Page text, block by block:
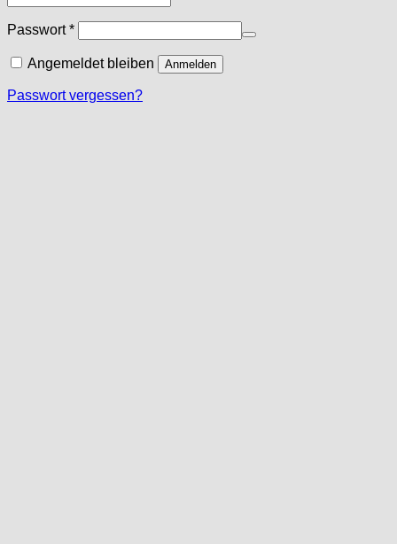
Passwort*Erforderlich
Angemeldet bleiben Anmelden
Passwort vergessen?